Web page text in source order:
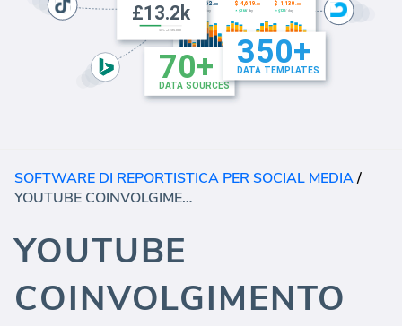
SOFTWARE DI REPORTISTICA PER SOCIAL MEDIA/
YOUTUBE COINVOLGIMENTO
YOUTUBE
COINVOLGIMENTO